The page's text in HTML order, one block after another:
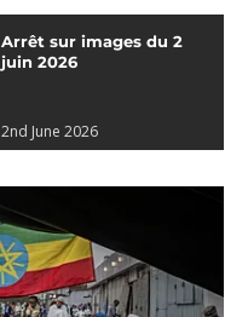
Arrêt sur images du 2
juin 2026
2nd June 2026